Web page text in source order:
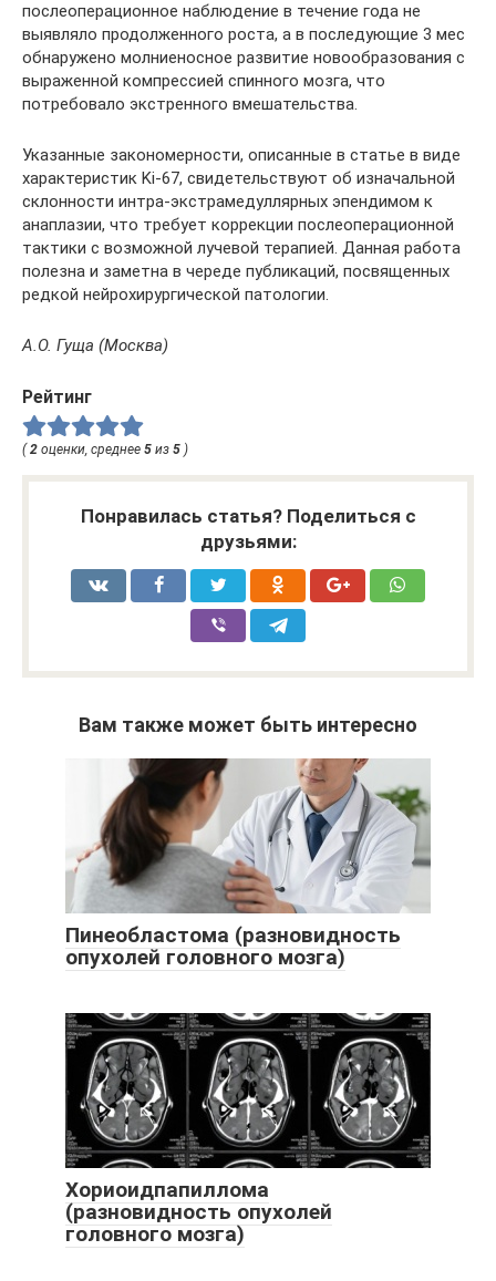
послеоперационное наблюдение в течение года не
выявляло продолженного роста, а в последующие 3 мес
обнаружено молниеносное развитие новообразования с
выраженной компрессией спинного мозга, что
потребовало экстренного вмешательства.
Указанные закономерности, описанные в статье в виде
характеристик Ki-67, свидетельствуют об изначальной
склонности интра-экстрамедуллярных эпендимом к
анаплазии, что требует коррекции послеоперационной
тактики с возможной лучевой терапией. Данная работа
полезна и заметна в череде публикаций, посвященных
редкой нейрохирургической патологии.
А.О. Гуща (Москва)
Рейтинг
(2 оценки, среднее 5 из 5 )
Понравилась статья? Поделиться с
друзьями:
Вам также может быть интересно
Пинеобластома (разновидность
опухолей головного мозга)
Хориоидпапиллома
(разновидность опухолей
головного мозга)